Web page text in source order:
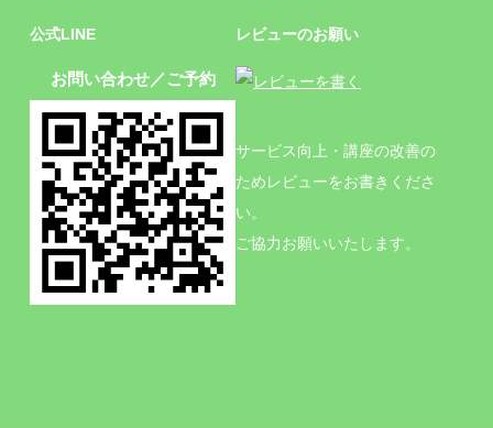
公式LINE
お問い合わせ／ご予約
レビューのお願い
サービス向上・講座の改善の
ためレビューをお書きくださ
い。
ご協力お願いいたします。